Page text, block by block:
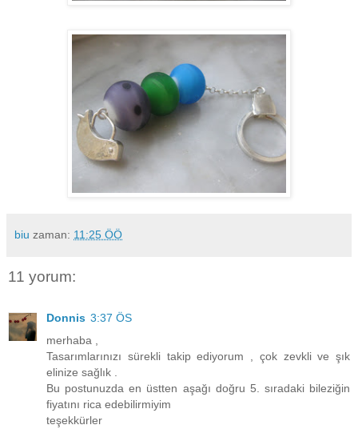
biu zaman: 11:25 ÖÖ
11 yorum:
Donnis 3:37 ÖS
merhaba ,
Tasarımlarınızı sürekli takip ediyorum , çok zevkli ve şık
elinize sağlık .
Bu postunuzda en üstten aşağı doğru 5. sıradaki bileziğin
fiyatını rica edebilirmiyim
teşekkürler